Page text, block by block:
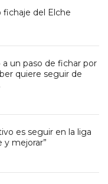
fichaje del Elche
un paso de fichar por
quiere seguir de
es seguir en la liga
y mejorar”